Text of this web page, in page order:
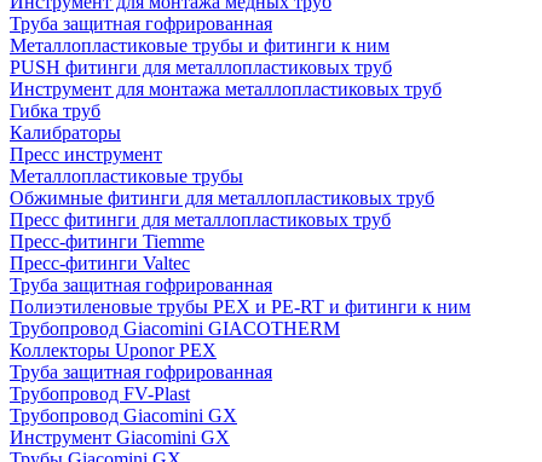
Труба защитная гофрированная
Металлопластиковые трубы и фитинги к ним
PUSH фитинги для металлопластиковых труб
Инструмент для монтажа металлопластиковых труб
Гибка труб
Калибраторы
Пресс инструмент
Металлопластиковые трубы
Обжимные фитинги для металлопластиковых труб
Пресс фитинги для металлопластиковых труб
Пресс-фитинги Tiemme
Пресс-фитинги Valtec
Труба защитная гофрированная
Полиэтиленовые трубы PEX и PE-RT и фитинги к ним
Трубопровод Giacomini GIACOTHERM
Коллекторы Uponor PEX
Труба защитная гофрированная
Трубопровод FV-Plast
Трубопровод Giacomini GX
Инструмент Giacomini GX